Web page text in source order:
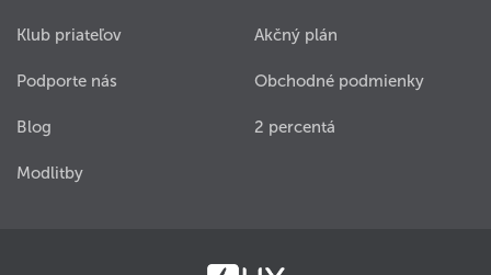
Klub priateľov
Podporte nás
Blog
Modlitby
Akčný plán
Obchodné podmienky
2 percentá